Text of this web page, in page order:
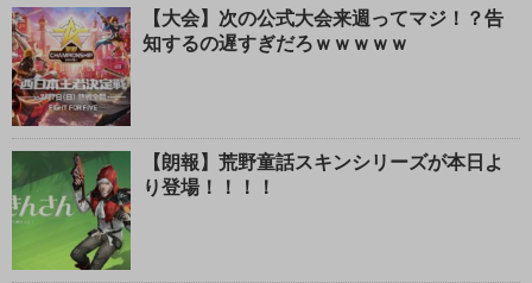
【大会】次の公式大会来週ってマジ！？告
知するの遅すぎだろｗｗｗｗｗ
【朗報】荒野童話スキンシリーズが本日よ
り登場！！！！